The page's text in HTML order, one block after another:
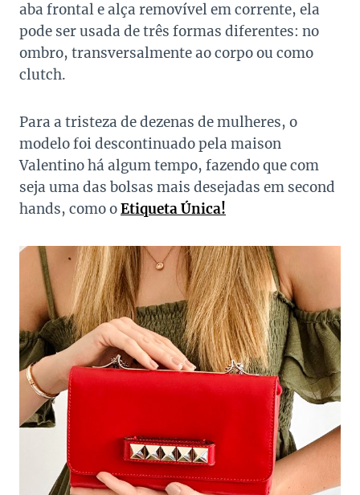
aba frontal e alça removível em corrente, ela
pode ser usada de três formas diferentes: no
ombro, transversalmente ao corpo ou como
clutch.
Para a tristeza de dezenas de mulheres, o
modelo foi descontinuado pela maison
Valentino há algum tempo, fazendo que com
seja uma das bolsas mais desejadas em second
hands, como oEtiqueta Única!